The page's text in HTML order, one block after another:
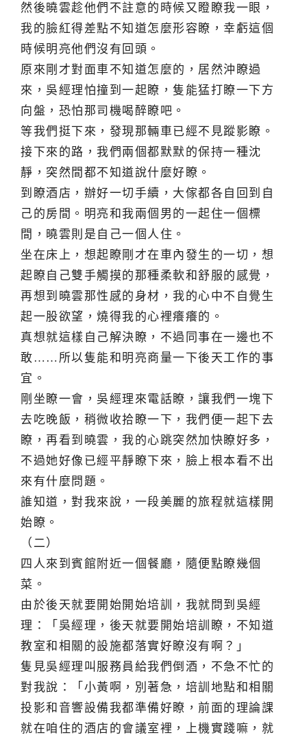
然後曉雲趁他們不註意的時候又瞪瞭我一眼，
我的臉紅得差點不知道怎麼形容瞭，幸虧這個
時候明亮他們沒有回頭。
原來剛才對面車不知道怎麼的，居然沖瞭過
來，吳經理怕撞到一起瞭，隻能猛打瞭一下方
向盤，恐怕那司機喝醉瞭吧。
等我們挺下來，發現那輛車已經不見蹤影瞭。
接下來的路，我們兩個都默默的保持一種沈
靜，突然間都不知道說什麼好瞭。
到瞭酒店，辦好一切手續，大傢都各自回到自
己的房間。明亮和我兩個男的一起住一個標
間，曉雲則是自己一個人住。
坐在床上，想起瞭剛才在車內發生的一切，想
起瞭自己雙手觸摸的那種柔軟和舒服的感覺，
再想到曉雲那性感的身材，我的心中不自覺生
起一股欲望，燒得我的心裡癢癢的。
真想就這樣自己解決瞭，不過同事在一邊也不
敢……所以隻能和明亮商量一下後天工作的事
宜。
剛坐瞭一會，吳經理來電話瞭，讓我們一塊下
去吃晚飯，稍微收拾瞭一下，我們便一起下去
瞭，再看到曉雲，我的心跳突然加快瞭好多，
不過她好像已經平靜瞭下來，臉上根本看不出
來有什麼問題。
誰知道，對我來說，一段美麗的旅程就這樣開
始瞭。
（二）
四人來到賓館附近一個餐廳，隨便點瞭幾個
菜。
由於後天就要開始開始培訓，我就問到吳經
理：「吳經理，後天就要開始培訓瞭，不知道
教室和相關的設施都落實好瞭沒有啊？」
隻見吳經理叫服務員給我們倒酒，不急不忙的
對我說：「小黃啊，別著急，培訓地點和相關
投影和音響設備我都準備好瞭，前面的理論課
就在咱住的酒店的會議室裡，上機實踐嘛，就